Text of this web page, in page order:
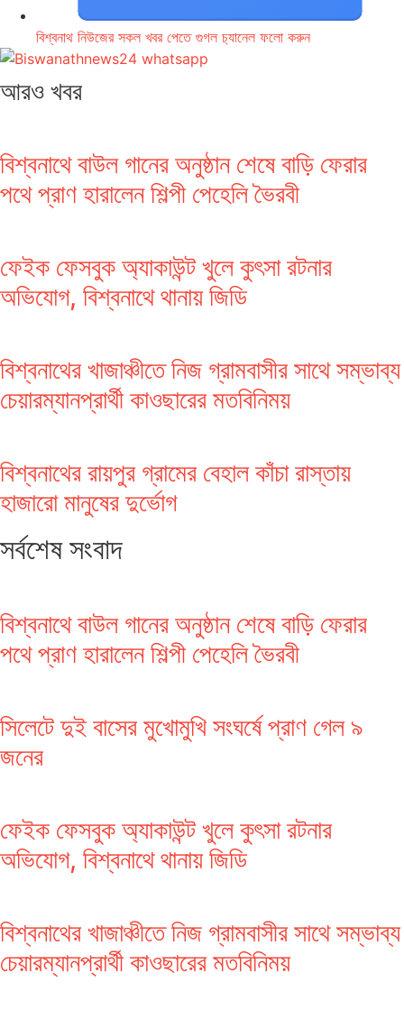
বিশ্বনাথ নিউজের সকল খবর পেতে গুগল চ‌্যানেল ফলো করুন
আরও খবর
বিশ্বনাথে বাউল গানের অনুষ্ঠান শেষে বাড়ি ফেরার
পথে প্রাণ হারালেন শিল্পী পেহেলি ভৈরবী
ফেইক ফেসবুক অ্যাকাউন্ট খুলে কুৎসা রটনার
অভিযোগ, বিশ্বনাথে থানায় জিডি
বিশ্বনাথের খাজাঞ্চীতে নিজ গ্রামবাসীর সাথে সম্ভাব্য
চেয়ারম্যানপ্রার্থী কাওছারের মতবিনিময়
বিশ্বনাথের রায়পুর গ্রামের বেহাল কাঁচা রাস্তায়
হাজারো মানুষের দুর্ভোগ
সর্বশেষ সংবাদ
বিশ্বনাথে বাউল গানের অনুষ্ঠান শেষে বাড়ি ফেরার
পথে প্রাণ হারালেন শিল্পী পেহেলি ভৈরবী
সিলেটে দুই বাসের মুখোমুখি সংঘর্ষে প্রাণ গেল ৯
জনের
ফেইক ফেসবুক অ্যাকাউন্ট খুলে কুৎসা রটনার
অভিযোগ, বিশ্বনাথে থানায় জিডি
বিশ্বনাথের খাজাঞ্চীতে নিজ গ্রামবাসীর সাথে সম্ভাব্য
চেয়ারম্যানপ্রার্থী কাওছারের মতবিনিময়